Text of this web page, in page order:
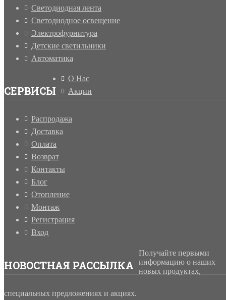
Светодиодная лента
Светодиодное освещение
Электрофурнитура
Детские светильники
Автоматика
СЕРВИСЫ
О Нас
Акции
Распродажа
Доставка
Оплата
Возврат
Контакты
Блог
Отопление
Монтаж
Регистрация
Вход
НОВОСТНАЯ РАССЫЛКА
Получайте первыми
информацию о наших
новых продуктах,
специальных предложениях и акциях.